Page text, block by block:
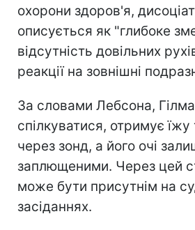
охорони здоров'я,
описується як "глибоке
відсутність довільних
реакції на зовнішні
За словами Лебсона,
спілкуватися, отримує їжу
через зонд, а його очі
заплющеними. Через цей
може бути присутнім на
засіданнях.